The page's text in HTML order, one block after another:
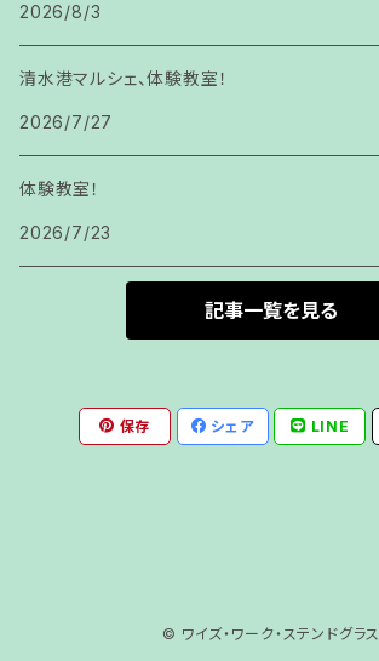
2026/8/3
清水港マルシェ、体験教室！
2026/7/27
体験教室！
2026/7/23
記事一覧を見る
保存 シェア LINE
© ワイズ・ワーク・ステンドグラス